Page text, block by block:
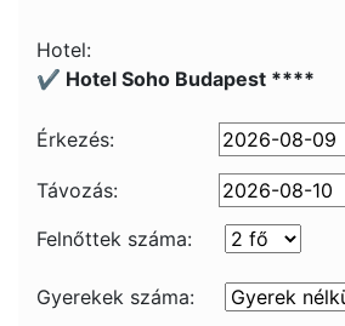
Hotel:
✔️ Hotel Soho Budapest ****
Érkezés:
Távozás:
Felnőttek száma:
Gyerekek száma: